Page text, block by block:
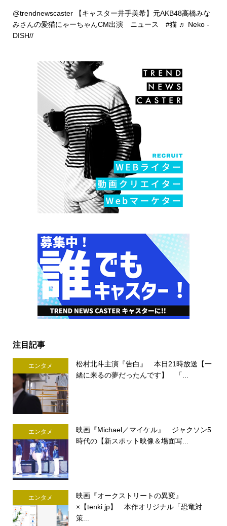
@trendnewscaster【キャスター井手美希】元AKB48高橋みな
みさんの愛猫にゃーちゃんCM出演 ニュース #猫 ♬ Neko -
DISH//
注目記事
エンタメ
松村北斗主演『告白』 本日21時放送【一
緒に来るの夢だったんです】 「...
エンタメ
映画『Michael／マイケル』 ジャクソン5
時代の【新スポット映像＆場面写...
エンタメ
映画『オークストリートの異変』
×【tenki.jp】 本作オリジナル「恐竜対
策...